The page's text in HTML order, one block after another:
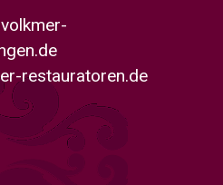
restauratoren.de